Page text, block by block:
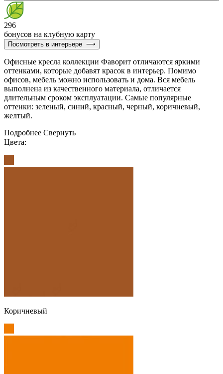
296
бонусов на клубную карту
Посмотреть в интерьере ⟶
Офисные кресла коллекции Фаворит отличаются яркими
оттенками, которые добавят красок в интерьер. Помимо
офисов, мебель можно использовать и дома. Вся мебель
выполнена из качественного материала, отличается
длительным сроком эксплуатации. Самые популярные
оттенки: зеленый, синий, красный, черный, коричневый,
желтый.
Подробнее Свернуть
Цвета:
Коричневый